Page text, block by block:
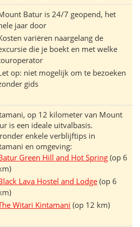
Batur is 24/7 geopend, het
jaar door
variëren naargelang de
die je boekt en met welke
op: niet mogelijk om te bezoeken
gids
op 12 kilometer van Mount
is een ideale uitvalbasis.
enkele verblijftips in
en omgeving:
Green Hill and Hot Spring (op 6
Lava Hostel and Lodge (op 6
Witari Kintamani (op 12 km)